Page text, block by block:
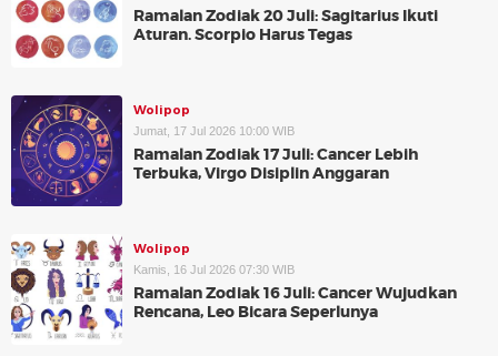
Ramalan Zodiak 20 Juli: Sagitarius Ikuti
Aturan. Scorpio Harus Tegas
Wolipop
Jumat, 17 Jul 2026 10:00 WIB
Ramalan Zodiak 17 Juli: Cancer Lebih
Terbuka, Virgo Disiplin Anggaran
Wolipop
Kamis, 16 Jul 2026 07:30 WIB
Ramalan Zodiak 16 Juli: Cancer Wujudkan
Rencana, Leo Bicara Seperlunya